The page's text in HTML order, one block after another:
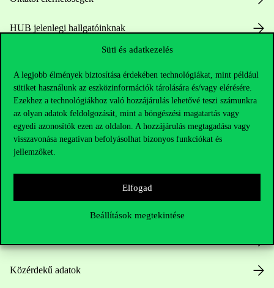
Süti és adatkezelés
A legjobb élmények biztosítása érdekében technológiákat, mint például
sütiket használunk az eszközinformációk tárolására és/vagy elérésére.
Ezekhez a technológiákhoz való hozzájárulás lehetővé teszi számunkra
az olyan adatok feldolgozását, mint a böngészési magatartás vagy
egyedi azonosítók ezen az oldalon. A hozzájárulás megtagadása vagy
visszavonása negatívan befolyásolhat bizonyos funkciókat és
jellemzőket.
Elfogad
Beállítások megtekintése
HUB jelenlegi hallgatóinknak
Hasznos linkek
Közérdekű adatok